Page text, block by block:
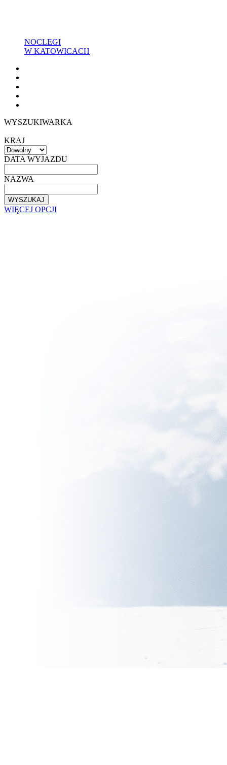
NOCLEGI
W KATOWICACH
WYSZUKIWARKA
KRAJ
DATA WYJAZDU
NAZWA
WYSZUKAJ
WIĘCEJ OPCJI